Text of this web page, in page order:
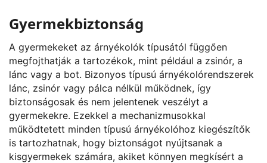
Gyermekbiztonság
A gyermekeket az árnyékolók típusától függően
megfojthatják a tartozékok, mint például a zsinór, a
lánc vagy a bot. Bizonyos típusú árnyékolórendszerek
lánc, zsinór vagy pálca nélkül működnek, így
biztonságosak és nem jelentenek veszélyt a
gyermekekre. Ezekkel a mechanizmusokkal
működtetett minden típusú árnyékolóhoz kiegészítők
is tartozhatnak, hogy biztonságot nyújtsanak a
kisgyermekek számára, akiket könnyen megkísért a